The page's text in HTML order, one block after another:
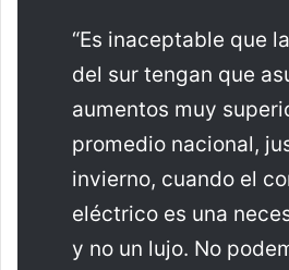
“Es inaceptable que
del sur tengan que
aumentos muy
promedio nacional,
invierno, cuando el
eléctrico es una
y no un lujo. No